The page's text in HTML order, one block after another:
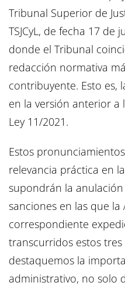
Tribunal Superior de
TSJCyL, de fecha 17 de
donde el Tribunal
redacción normativa
contribuyente. Esto es,
en la versión anterior a
Ley 11/2021.
Estos
relevancia práctica en
supondrán la
sanciones en las que
correspondiente
transcurridos estos tres
destaquemos la
administrativo, no solo